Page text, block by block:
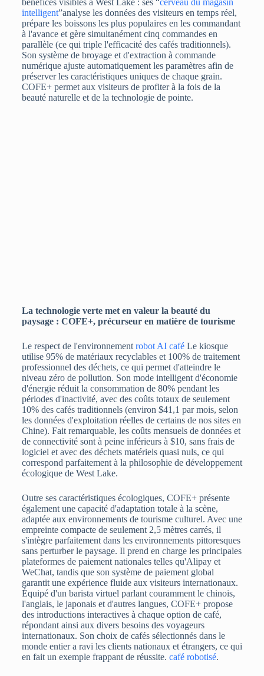
bénéfices visibles à West Lake : ses “cerveau du magasin
intelligent”analyse les données des visiteurs en temps réel,
prépare les boissons les plus populaires en les commandant
à l'avance et gère simultanément cinq commandes en
parallèle (ce qui triple l'efficacité des cafés traditionnels).
Son système de broyage et d'extraction à commande
numérique ajuste automatiquement les paramètres afin de
préserver les caractéristiques uniques de chaque grain.
COFE+ permet aux visiteurs de profiter à la fois de la
beauté naturelle et de la technologie de pointe.
La technologie verte met en valeur la beauté du
paysage : COFE+, précurseur en matière de tourisme
Le respect de l'environnement robot AI caféLe kiosque
utilise 95% de matériaux recyclables et 100% de traitement
professionnel des déchets, ce qui permet d'atteindre le
niveau zéro de pollution. Son mode intelligent d'économie
d'énergie réduit la consommation de 80% pendant les
périodes d'inactivité, avec des coûts totaux de seulement
10% des cafés traditionnels (environ $41,1 par mois, selon
les données d'exploitation réelles de certains de nos sites en
Chine). Fait remarquable, les coûts mensuels de données et
de connectivité sont à peine inférieurs à $10, sans frais de
logiciel et avec des déchets matériels quasi nuls, ce qui
correspond parfaitement à la philosophie de développement
écologique de West Lake.
Outre ses caractéristiques écologiques, COFE+ présente
également une capacité d'adaptation totale à la scène,
adaptée aux environnements de tourisme culturel. Avec une
empreinte compacte de seulement 2,5 mètres carrés, il
s'intègre parfaitement dans les environnements pittoresques
sans perturber le paysage. Il prend en charge les principales
plateformes de paiement nationales telles qu'Alipay et
WeChat, tandis que son système de paiement global
garantit une expérience fluide aux visiteurs internationaux.
Équipé d'un barista virtuel parlant couramment le chinois,
l'anglais, le japonais et d'autres langues, COFE+ propose
des introductions interactives à chaque option de café,
répondant ainsi aux divers besoins des voyageurs
internationaux. Son choix de cafés sélectionnés dans le
monde entier a ravi les clients nationaux et étrangers, ce qui
en fait un exemple frappant de réussite. café robotisé.